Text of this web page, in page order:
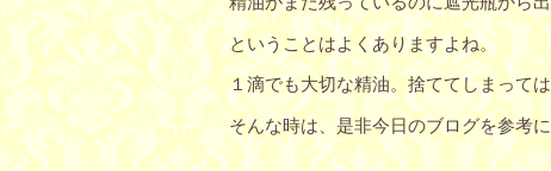
ということはよくありますよね。
１滴でも大切な精油。捨ててしまって
そんな時は、是非今日のブログを参考